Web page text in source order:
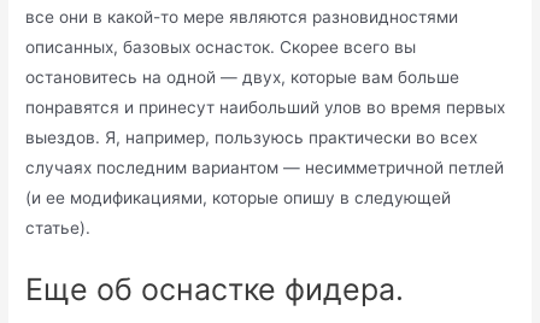
все они в какой-то мере являются разновидностями
описанных, базовых оснасток. Скорее всего вы
остановитесь на одной — двух, которые вам больше
понравятся и принесут наибольший улов во время первых
выездов. Я, например, пользуюсь практически во всех
случаях последним вариантом — несимметричной петлей
(и ее модификациями, которые опишу в следующей
статье).
Еще об оснастке фидера.